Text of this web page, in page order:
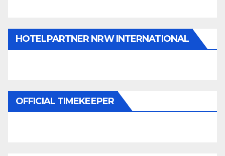
HOTELPARTNER NRW INTERNATIONAL
OFFICIAL TIMEKEEPER